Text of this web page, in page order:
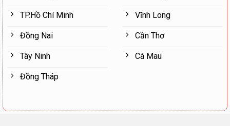
TP.Hồ Chí Minh
Đồng Nai
Tây Ninh
Đồng Tháp
Vĩnh Long
Cần Thơ
Cà Mau